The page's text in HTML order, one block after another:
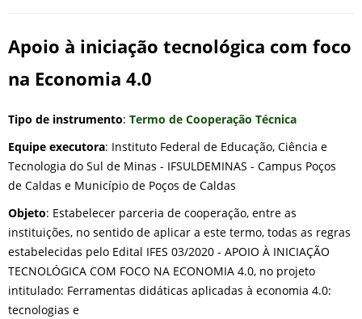
Apoio à iniciação tecnológica com foco
na Economia 4.0
Tipo de instrumento: Termo de Cooperação Técnica
Equipe executora: Instituto Federal de Educação, Ciência e
Tecnologia do Sul de Minas - IFSULDEMINAS - Campus Poços
de Caldas e Município de Poços de Caldas
Objeto: Estabelecer parceria de cooperação, entre as
instituições, no sentido de aplicar a este termo, todas as regras
estabelecidas pelo Edital IFES 03/2020 - APOIO À INICIAÇÃO
TECNOLÓGICA COM FOCO NA ECONOMIA 4.0, no projeto
intitulado: Ferramentas didáticas aplicadas à economia 4.0:
tecnologias e